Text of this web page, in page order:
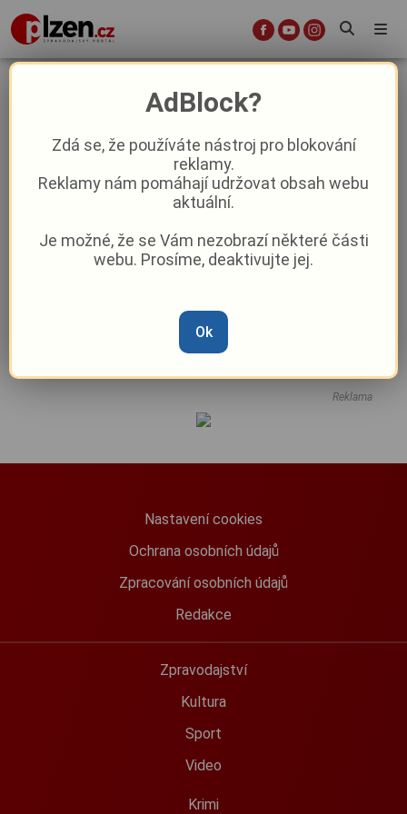
Vavřineček u Domažlic
Chodské slavnosti - Vavřinecká pouť
2025 se letos koná po
jednasedmdesáté!
Domažlice ožijí Chodskými slavnostmi
a Vavřineckou poutí
Jídlo, rytíři, kejklíři nebo medvědi a
posvícení. Tak v Plzni a okolí oslaví
Reklama
Nastavení cookies
Ochrana osobních údajů
Zpracování osobních údajů
Redakce
Zpravodajství
Kultura
Sport
Video
Krimi
AdBlock?
Zdá se, že používáte nástroj pro blokování
reklamy.
Reklamy nám pomáhají udržovat obsah webu
aktuální.
Je možné, že se Vám nezobrazí některé části
webu. Prosíme, deaktivujte jej.
Ok